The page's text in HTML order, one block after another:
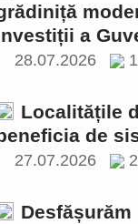
a
28.07.2026
Localitățile
de
27.07.2026